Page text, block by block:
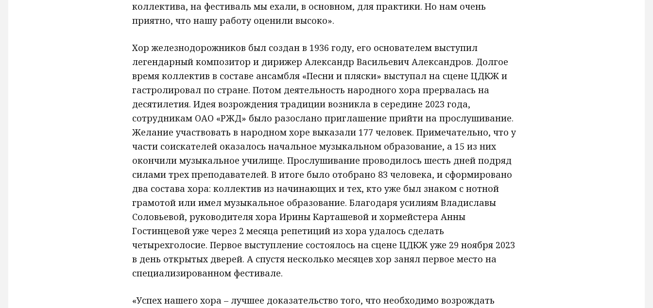
коллектива, на фестиваль мы ехали, в основном, для практики. Но нам очень
приятно, что нашу работу оценили высоко».
Хор железнодорожников был создан в 1936 году, его основателем выступил
легендарный композитор и дирижер Александр Васильевич Александров. Долгое
время коллектив в составе ансамбля «Песни и пляски» выступал на сцене ЦДКЖ и
гастролировал по стране. Потом деятельность народного хора прервалась на
десятилетия. Идея возрождения традиции возникла в середине 2023 года,
сотрудникам ОАО «РЖД» было разослано приглашение прийти на прослушивание.
Желание участвовать в народном хоре выказали 177 человек. Примечательно, что у
части соискателей оказалось начальное музыкальном образование, а 15 из них
окончили музыкальное училище. Прослушивание проводилось шесть дней подряд
силами трех преподавателей. В итоге было отобрано 83 человека, и сформировано
два состава хора: коллектив из начинающих и тех, кто уже был знаком с нотной
грамотой или имел музыкальное образование. Благодаря усилиям Владиславы
Соловьевой, руководителя хора Ирины Карташевой и хормейстера Анны
Гостинцевой уже через 2 месяца репетиций из хора удалось сделать
четырехголосие. Первое выступление состоялось на сцене ЦДКЖ уже 29 ноября 2023
в день открытых дверей. А спустя несколько месяцев хор занял первое место на
специализированном фестивале.
«Успех нашего хора – лучшее доказательство того, что необходимо возрождать